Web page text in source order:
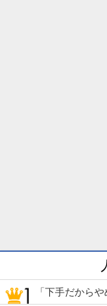
「下手だから